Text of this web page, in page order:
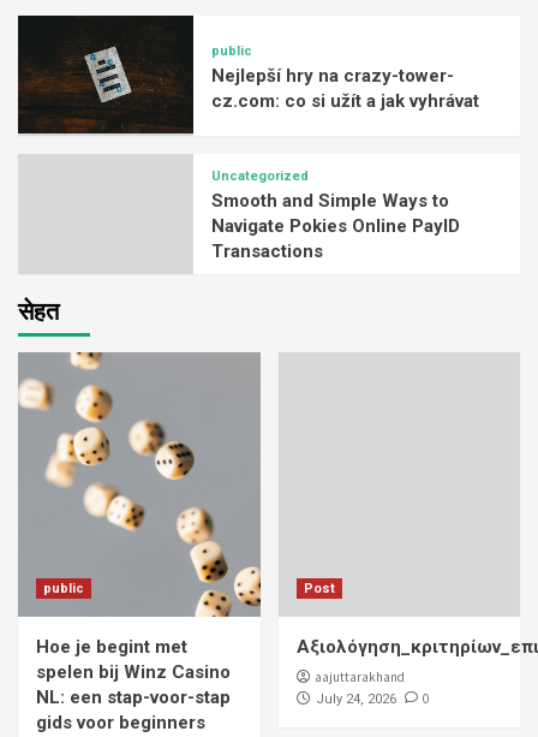
public
Nejlepší hry na crazy-tower-
cz.com: co si užít a jak vyhrávat
Uncategorized
Smooth and Simple Ways to
Navigate Pokies Online PayID
Transactions
सेहत
public
Hoe je begint met
spelen bij Winz Casino
NL: een stap-voor-stap
gids voor beginners
Post
aajuttarakhand
July 24, 2026 0